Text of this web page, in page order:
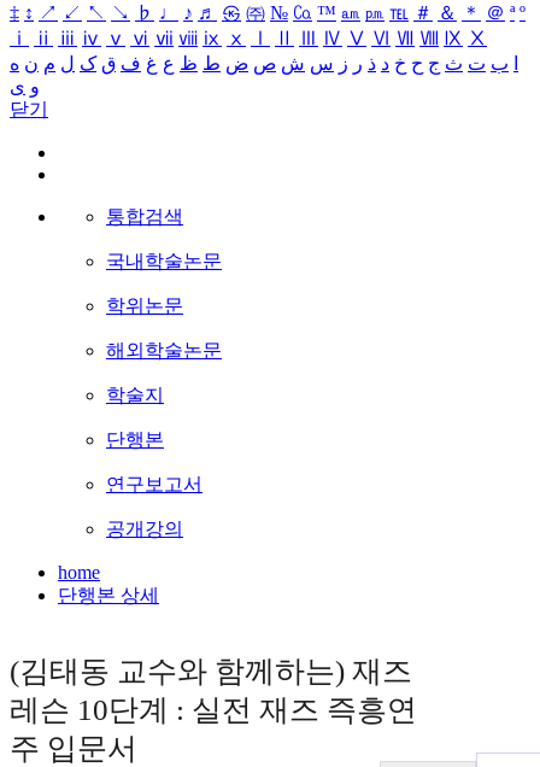
‡ ↕ ↗ ↙ ↖ ↘ ♭ ♩ ♪ ♬ ㉿ ㈜ № ㏇ ™ ㏂ ㏘ ℡ ＃ ＆ ＊ ＠ ª º
ⅰ
ⅱ ⅲ ⅳ ⅴ ⅵ ⅶ ⅷ ⅸ ⅹ Ⅳ Ⅴ Ⅵ Ⅶ Ⅷ Ⅸ Ⅹ
ب ت ث ج ح خ د ذ ر ز س ش ص ض ط ظ ع غ ف ق ک ل م ن ه
و ی
닫기
통합검색
국내학술논문
학위논문
해외학술논문
학술지
단행본
연구보고서
공개강의
home
단행본 상세
(김태동 교수와 함께하는) 재즈
레슨 10단계 : 실전 재즈 즉흥연
주 입문서